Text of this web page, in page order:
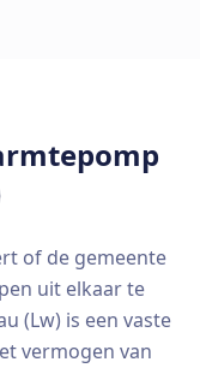
of de gemeente
uit elkaar te
(Lw) is een vaste
vermogen van